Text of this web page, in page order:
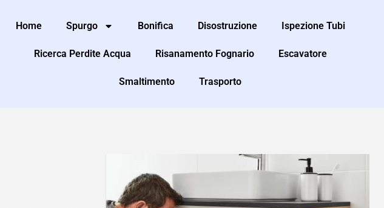
Home Spurgo Bonifica Disostruzione Ispezione Tubi
Ricerca Perdite Acqua Risanamento Fognario Escavatore
Smaltimento Trasporto